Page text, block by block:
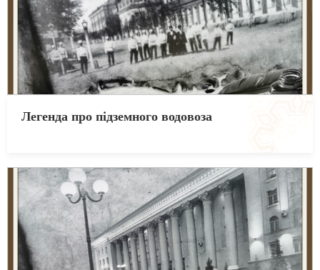
Легенда про підземного водовоза